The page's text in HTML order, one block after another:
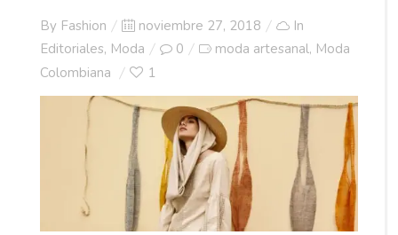
By Fashion
Posted
on
noviembre 27, 2018
In
Editoriales, Moda 0 moda artesanal, Moda
Colombiana
1